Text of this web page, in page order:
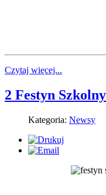
Czytaj więcej...
2 Festyn
Kategoria: Newsy